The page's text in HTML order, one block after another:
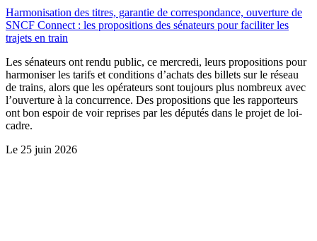
Harmonisation des titres, garantie de correspondance, ouverture de
SNCF Connect : les propositions des sénateurs pour faciliter les
trajets en train
Les sénateurs ont rendu public, ce mercredi, leurs propositions pour
harmoniser les tarifs et conditions d’achats des billets sur le réseau
de trains, alors que les opérateurs sont toujours plus nombreux avec
l’ouverture à la concurrence. Des propositions que les rapporteurs
ont bon espoir de voir reprises par les députés dans le projet de loi-
cadre.
Le 25 juin 2026